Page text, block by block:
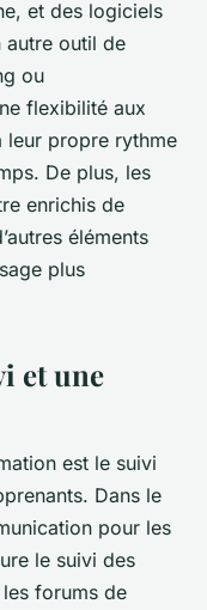
et des logiciels
autre outil de
ou
flexibilité aux
leur propre rythme
De plus, les
enrichis de
éléments
plus
et une
est le suivi
Dans le
pour les
le suivi des
forums de